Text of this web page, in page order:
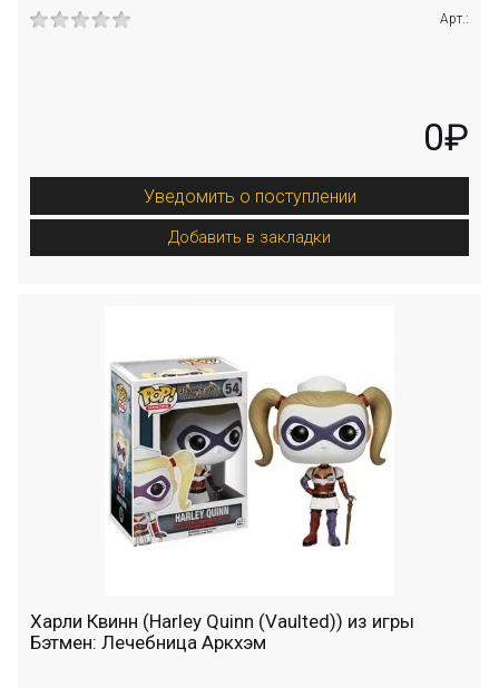
Арт.:
0₽
Уведомить о поступлении
Добавить в закладки
Харли Квинн (Harley Quinn (Vaulted)) из игры
Бэтмен: Лечебница Аркхэм